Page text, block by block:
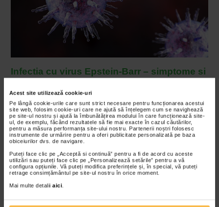
Acest site utilizează cookie-uri
Pe lângă cookie-urile care sunt strict necesare pentru funcționarea acestui
site web, folosim cookie-uri care ne ajută să înțelegem cum se navighează
pe site-ul nostru și ajută la îmbunătățirea modului în care funcționează site-
ul, de exemplu, făcând rezultatele să fie mai exacte în cazul căutărilor,
pentru a măsura performanța site-ului nostru. Partenerii noștri folosesc
instrumente de urmărire pentru a oferi publicitate personalizată pe baza
obiceiurilor dvs. de navigare.
Puteți face clic pe „Acceptă si continuă” pentru a fi de acord cu aceste
utilizări sau puteți face clic pe „Personalizează setările” pentru a vă
configura opțiunile. Vă puteți modifica preferințele și, în special, vă puteți
retrage consimțământul pe site-ul nostru în orice moment.
Mai multe detalii aici
Infectia cu virus Epstein-Barr – simptome si
Manifestarile clinice ale infectiei primare variaza:
infectia cu virus Epstein-Barr la copii este deseori
asimptomatica sau, in cazul in care apar simptome,
acestea sunt usoare, nespecifice;
infectia cu virus Epstein-Barr la adolescenti si
adulti duce la mononucleoza infectioasa care se
prezinta cu febra, faringita (dureri in gat, dificultati
de deglutitie), adenopatii persistente, dureri de cap,